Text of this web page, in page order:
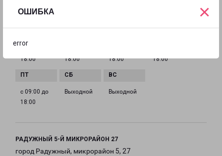
ОШИБКА
error
×
ГРАФИК РАБОТЫ
18:00
18:00
18:00
18:00
с 09:00 до
18:00
Выходной Выходной
РАДУЖНЫЙ 5-Й МИКРОРАЙОН 27
город Радужный, микрорайон 5, 27